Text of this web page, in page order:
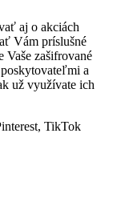
aj o akciách
Vám príslušné
Vaše zašifrované
a
už využívate ich
TikTok